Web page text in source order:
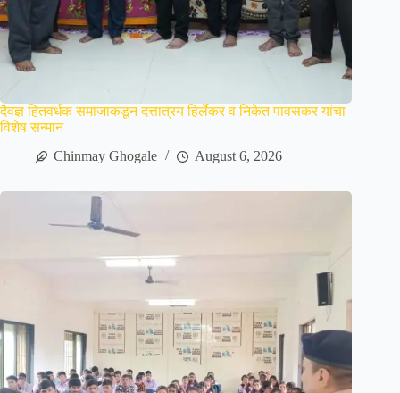
दैवज्ञ हितवर्धक समाजाकडून दत्तात्रय हिर्लेकर व निकेत पावसकर यांचा
विशेष सन्मान
Chinmay Ghogale
August 6, 2026